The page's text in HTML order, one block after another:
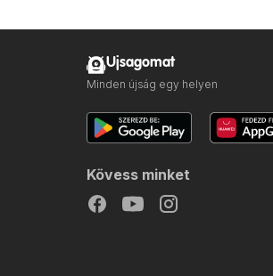
Ujsagomat
Minden újság egy helyen
Kövess minket